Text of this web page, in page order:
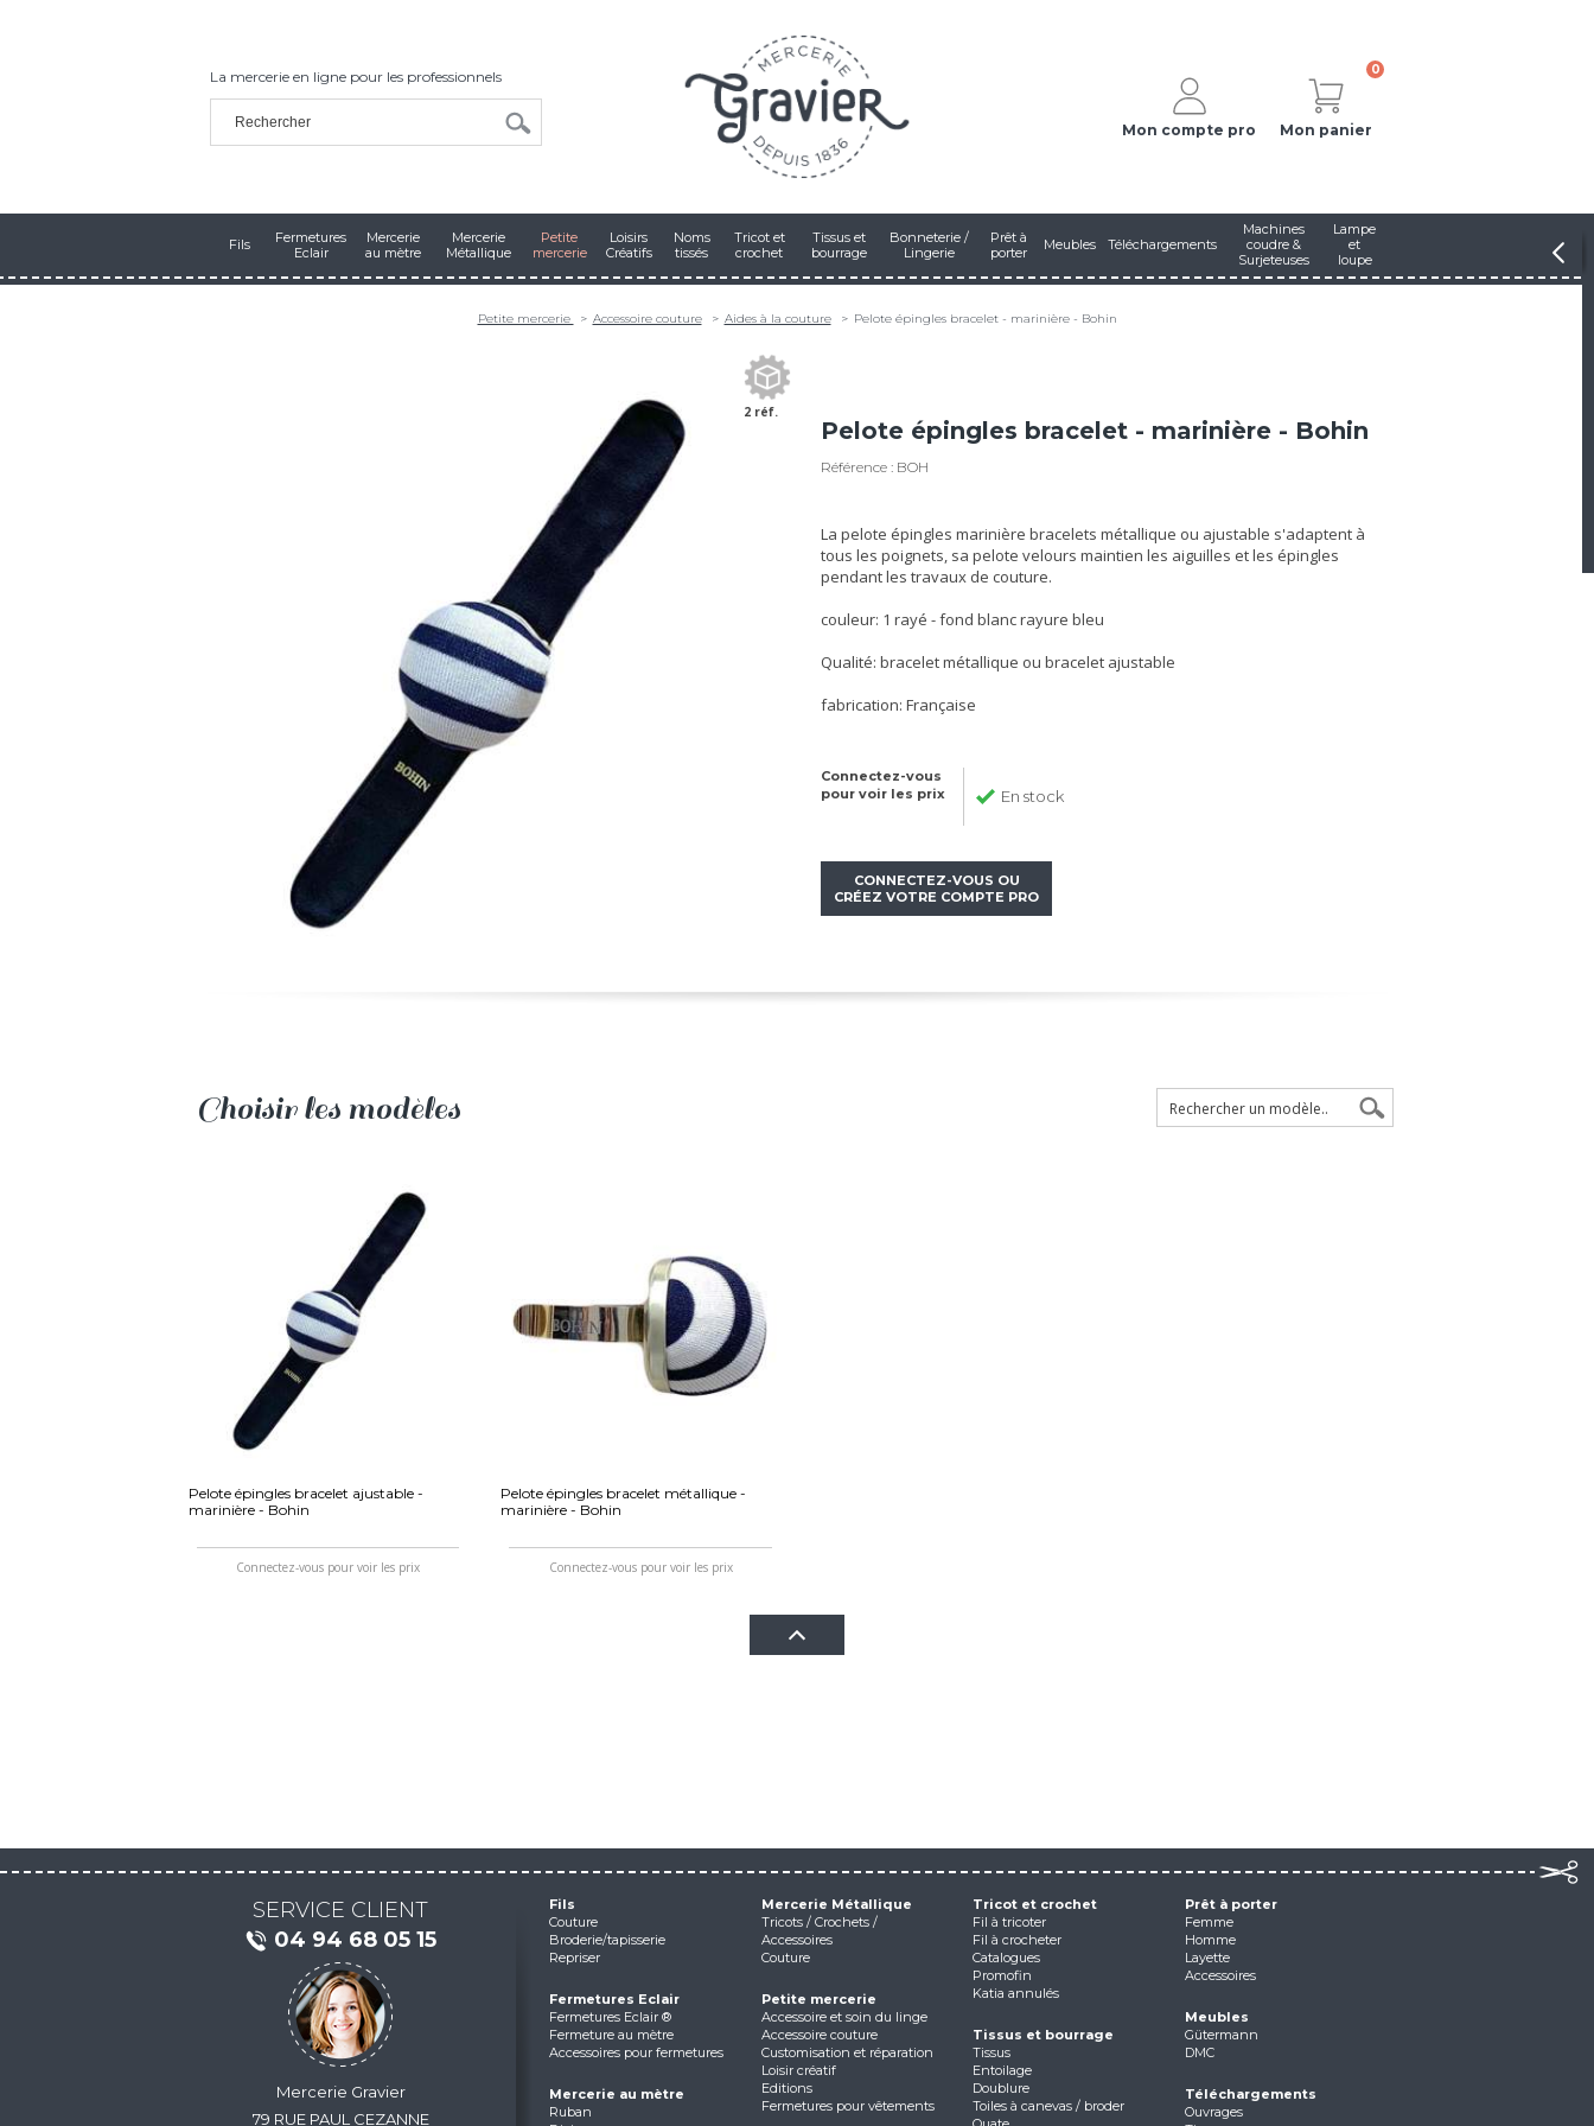
La mercerie en ligne pour les professionnels
Mon compte pro
0
Mon panier
Fils
Fermetures
Eclair
Mercerie
au mètre
Mercerie
Métallique
Petite
mercerie
Loisirs
Créatifs
Noms
tissés
Tricot et
crochet
Tissus et
bourrage
Bonneterie /
Lingerie
Prêt à
porter
Meubles Téléchargements
Machines
coudre &
Surjeteuses
Lampe
et
loupe
Petite mercerie Accessoire couture Aides à la couture Pelote épingles bracelet - marinière - Bohin
2 réf.
Pelote épingles bracelet - marinière - Bohin
Référence : BOH
La pelote épingles marinière bracelets métallique ou ajustable s'adaptent à
tous les poignets, sa pelote velours maintien les aiguilles et les épingles
pendant les travaux de couture.
couleur: 1 rayé - fond blanc rayure bleu
Qualité: bracelet métallique ou bracelet ajustable
fabrication: Française
Connectez-vous
pour voir les prix
En stock
CONNECTEZ-VOUS OU
CRÉEZ VOTRE COMPTE PRO
Choisir les modèles
Pelote épingles bracelet ajustable -
marinière - Bohin
Connectez-vous pour voir les prix
Pelote épingles bracelet métallique -
marinière - Bohin
Connectez-vous pour voir les prix
SERVICE CLIENT
04 94 68 05 15
Mercerie Gravier
79 RUE PAUL CEZANNE
Fils
Couture
Broderie/tapisserie
Repriser
Fermetures Eclair
Fermetures Eclair ®
Fermeture au mètre
Accessoires pour fermetures
Mercerie au mètre
Ruban
Mercerie Métallique
Tricots / Crochets /
Accessoires
Couture
Petite mercerie
Accessoire et soin du linge
Accessoire couture
Customisation et réparation
Loisir créatif
Editions
Fermetures pour vêtements
Tricot et crochet
Fil à tricoter
Fil à crocheter
Catalogues
Promofin
Katia annulés
Tissus et bourrage
Tissus
Entoilage
Doublure
Toiles à canevas / broder
Prêt à porter
Femme
Homme
Layette
Accessoires
Meubles
Gütermann
DMC
Téléchargements
Ouvrages